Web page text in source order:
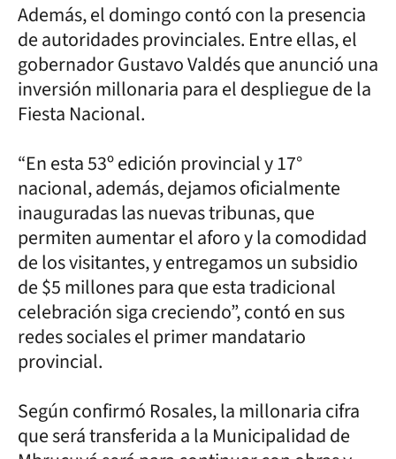
Además, el domingo contó con la presencia
de autoridades provinciales. Entre ellas, el
gobernador Gustavo Valdés que anunció una
inversión millonaria para el despliegue de la
Fiesta Nacional.
“En esta 53º edición provincial y 17°
nacional, además, dejamos oficialmente
inauguradas las nuevas tribunas, que
permiten aumentar el aforo y la comodidad
de los visitantes, y entregamos un subsidio
de $5 millones para que esta tradicional
celebración siga creciendo”, contó en sus
redes sociales el primer mandatario
provincial.
Según confirmó Rosales, la millonaria cifra
que será transferida a la Municipalidad de